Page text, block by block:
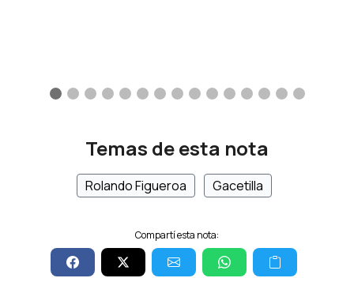
Temas de esta nota
Rolando Figueroa Gacetilla
Compartí esta nota: